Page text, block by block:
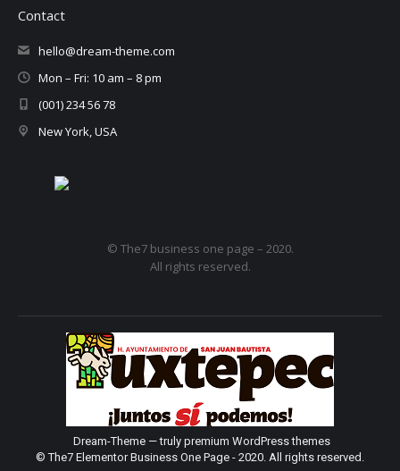
Contact
hello@dream-theme.com
Mon – Fri: 10 am – 8 pm
(001) 234 56 78
New York, USA
© The7 business one page – 2020.
All rights reserved.
Dream-Theme — truly premium WordPress themes
© The7 Elementor Business One Page - 2020. All rights reserved.